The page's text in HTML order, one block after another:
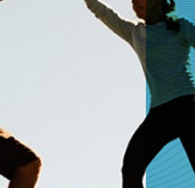
环境、社会及企业管治